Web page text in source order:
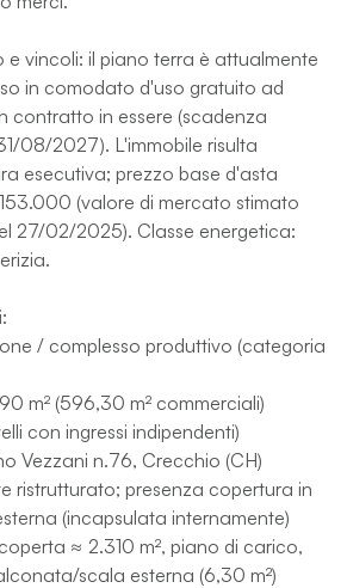
e vincoli: il piano terra è attualmente
in comodato d'uso gratuito ad
contratto in essere (scadenza
08/2027). L'immobile risulta
esecutiva; prezzo base d'asta
(valore di mercato stimato
27/02/2025). Classe energetica:
/ complesso produttivo (categoria
m² (596,30 m² commerciali)
con ingressi indipendenti)
Vezzani n.76, Crecchio (CH)
ristrutturato; presenza copertura in
(incapsulata internamente)
≈ 2.310 m², piano di carico,
scala esterna (6,30 m²)